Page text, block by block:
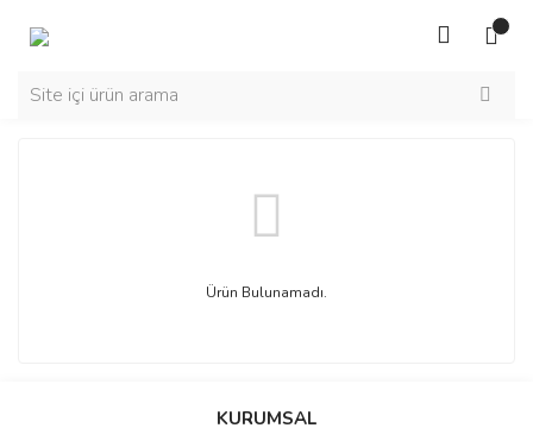
Ürün Bulunamadı.
KURUMSAL